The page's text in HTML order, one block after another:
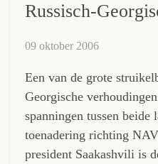
Russisch-
09 oktober 2006
Een van de grote
Georgische
spanningen tussen beide
toenadering richting
president Saakashvili is